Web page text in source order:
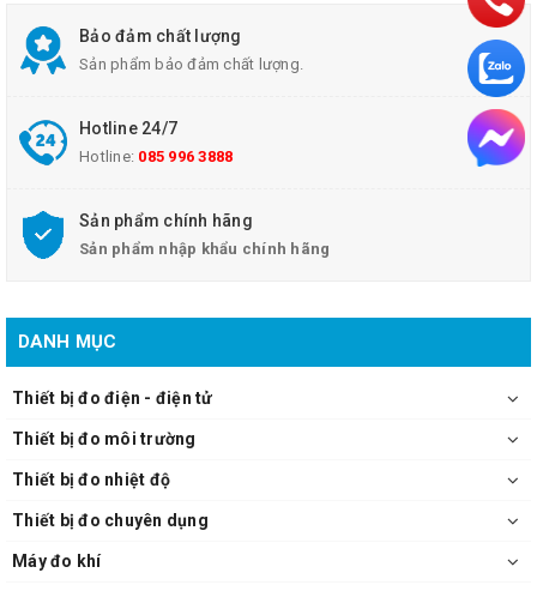
Bảo đảm chất lượng
Sản phẩm bảo đảm chất lượng.
Hotline 24/7
Hotline: 085 996 3888
Sản phẩm chính hãng
Sản phẩm nhập khẩu chính hãng
DANH MỤC
Thiết bị đo điện - điện tử
Thiết bị đo môi trường
Thiết bị đo nhiệt độ
Thiết bị đo chuyên dụng
Máy đo khí